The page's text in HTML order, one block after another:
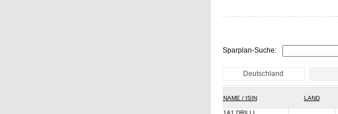
Sparplan-Suche:
Deutschland
NAME / ISIN LAND
1&1 DRILLI..